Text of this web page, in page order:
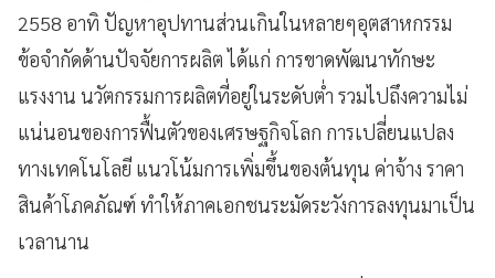
2558 อาทิ ปัญหาอุปทานส่วนเกินในหลายๆอุตสาหกรรม
ข้อจำกัดด้านปัจจัยการผลิต ได้แก่ การขาดพัฒนาทักษะ
แรงงาน นวัตกรรมการผลิตที่อยู่ในระดับต่ำ รวมไปถึงความไม่
แน่นอนของการฟื้นตัวของเศรษฐกิจโลก การเปลี่ยนแปลง
ทางเทคโนโลยี แนวโน้มการเพิ่มขึ้นของต้นทุน ค่าจ้าง ราคา
สินค้าโภคภัณฑ์ ทำให้ภาคเอกชนระมัดระวังการลงทุนมาเป็น
เวลานาน